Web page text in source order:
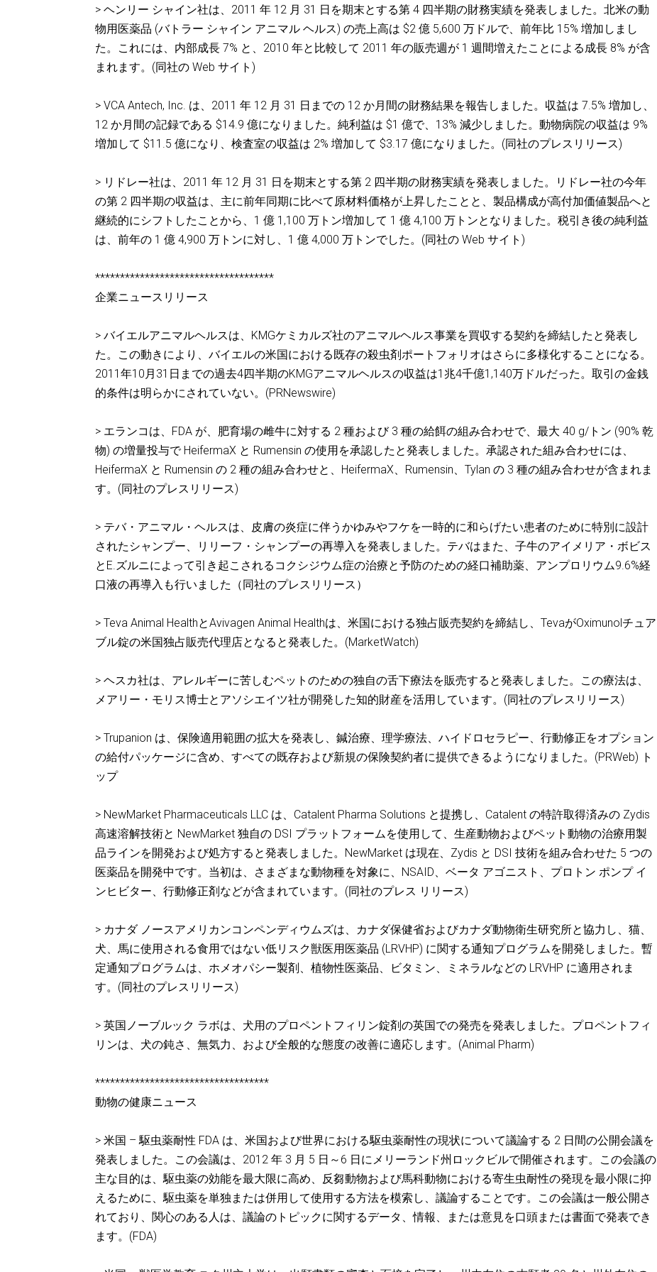
> ヘンリー シャイン社は、2011 年 12 月 31 日を期末とする第 4 四半期の財務実績を発表しました。北米の動
物用医薬品 (バトラー シャイン アニマル ヘルス) の売上高は $2 億 5,600 万ドルで、前年比 15% 増加しまし
た。これには、内部成長 7% と、2010 年と比較して 2011 年の販売週が 1 週間増えたことによる成長 8% が含
まれます。(同社の Web サイト)
> VCA Antech, Inc. は、2011 年 12 月 31 日までの 12 か月間の財務結果を報告しました。収益は 7.5% 増加し、
12 か月間の記録である $14.9 億になりました。純利益は $1 億で、13% 減少しました。動物病院の収益は 9%
増加して $11.5 億になり、検査室の収益は 2% 増加して $3.17 億になりました。(同社のプレスリリース)
> リドレー社は、2011 年 12 月 31 日を期末とする第 2 四半期の財務実績を発表しました。リドレー社の今年
の第 2 四半期の収益は、主に前年同期に比べて原材料価格が上昇したことと、製品構成が高付加価値製品へと
継続的にシフトしたことから、1 億 1,100 万トン増加して 1 億 4,100 万トンとなりました。税引き後の純利益
は、前年の 1 億 4,900 万トンに対し、1 億 4,000 万トンでした。(同社の Web サイト)
************************************
企業ニュースリリース
> バイエルアニマルヘルスは、KMGケミカルズ社のアニマルヘルス事業を買収する契約を締結したと発表し
た。この動きにより、バイエルの米国における既存の殺虫剤ポートフォリオはさらに多様化することになる。
2011年10月31日までの過去4四半期のKMGアニマルヘルスの収益は1兆4千億1,140万ドルだった。取引の金銭
的条件は明らかにされていない。(PRNewswire)
> エランコは、FDA が、肥育場の雌牛に対する 2 種および 3 種の給餌の組み合わせで、最大 40 g/トン (90% 乾
物) の増量投与で HeifermaX と Rumensin の使用を承認したと発表しました。承認された組み合わせには、
HeifermaX と Rumensin の 2 種の組み合わせと、HeifermaX、Rumensin、Tylan の 3 種の組み合わせが含まれま
す。(同社のプレスリリース)
> テバ・アニマル・ヘルスは、皮膚の炎症に伴うかゆみやフケを一時的に和らげたい患者のために特別に設計
されたシャンプー、リリーフ・シャンプーの再導入を発表しました。テバはまた、子牛のアイメリア・ボビス
とE.ズルニによって引き起こされるコクシジウム症の治療と予防のための経口補助薬、アンプロリウム9.6%経
口液の再導入も行いました（同社のプレスリリース）
> Teva Animal HealthとAvivagen Animal Healthは、米国における独占販売契約を締結し、TevaがOximunolチュア
ブル錠の米国独占販売代理店となると発表した。(MarketWatch)
> ヘスカ社は、アレルギーに苦しむペットのための独自の舌下療法を販売すると発表しました。この療法は、
メアリー・モリス博士とアソシエイツ社が開発した知的財産を活用しています。(同社のプレスリリース)
> Trupanion は、保険適用範囲の拡大を発表し、鍼治療、理学療法、ハイドロセラピー、行動修正をオプション
の給付パッケージに含め、すべての既存および新規の保険契約者に提供できるようになりました。(PRWeb) ト
ップ
> NewMarket Pharmaceuticals LLC は、Catalent Pharma Solutions と提携し、Catalent の特許取得済みの Zydis
高速溶解技術と NewMarket 独自の DSI プラットフォームを使用して、生産動物およびペット動物の治療用製
品ラインを開発および処方すると発表しました。NewMarket は現在、Zydis と DSI 技術を組み合わせた 5 つの
医薬品を開発中です。当初は、さまざまな動物種を対象に、NSAID、ベータ アゴニスト、プロトン ポンプ イ
ンヒビター、行動修正剤などが含まれています。(同社のプレス リリース)
> カナダ ノースアメリカンコンペンディウムズは、カナダ保健省およびカナダ動物衛生研究所と協力し、猫、
犬、馬に使用される食用ではない低リスク獣医用医薬品 (LRVHP) に関する通知プログラムを開発しました。暫
定通知プログラムは、ホメオパシー製剤、植物性医薬品、ビタミン、ミネラルなどの LRVHP に適用されま
す。(同社のプレスリリース)
> 英国ノーブルック ラボは、犬用のプロペントフィリン錠剤の英国での発売を発表しました。プロペントフィ
リンは、犬の鈍さ、無気力、および全般的な態度の改善に適応します。(Animal Pharm)
***********************************
動物の健康ニュース
> 米国 – 駆虫薬耐性 FDA は、米国および世界における駆虫薬耐性の現状について議論する 2 日間の公開会議を
発表しました。この会議は、2012 年 3 月 5 日～6 日にメリーランド州ロックビルで開催されます。この会議の
主な目的は、駆虫薬の効能を最大限に高め、反芻動物および馬科動物における寄生虫耐性の発現を最小限に抑
えるために、駆虫薬を単独または併用して使用する方法を模索し、議論することです。この会議は一般公開さ
れており、関心のある人は、議論のトピックに関するデータ、情報、または意見を口頭または書面で発表でき
ます。(FDA)